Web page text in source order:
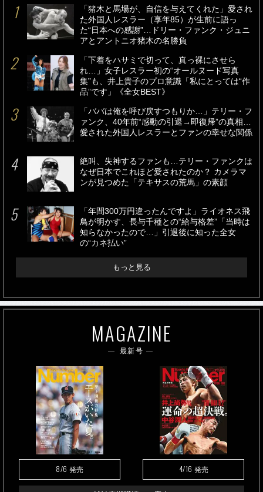
「猪木と馬場が、自信を与えてくれた」愛され
た外国人レスラー（享年85）が生前に語っ
た“日本への感謝”…ドリー・ファンク・ジュニ
アとアントニオ猪木の名勝負
「下着をハサミで切って、真っ裸にさせら
れ…」女子レスラー初の“オールヌード写真
集”も、井上貴子のプロ意識「私にとっては“作
品”です」《全女BEST》
「ババは俺を呼び戻すつもりか…」テリー・フ
ァンク、40年前“感動の引退→即復帰”の真相…
愛された外国人レスラーとファンの幸せな関係
絶叫、失神するファンも…テリー・ファンクは
なぜ日本でこれほど愛されたのか？ カメラマ
ンが見つめた「テキサスの荒馬」の素顔
「年間300万円違ったんですよ」ライオネス飛
鳥が明かす、長与千種との“給与格差”「当時は
知らなかったので…」引退後に知った全女
の“カネ払い”
もっと見る
MAGAZINE
最新号
8/6 発売 4/16 発売